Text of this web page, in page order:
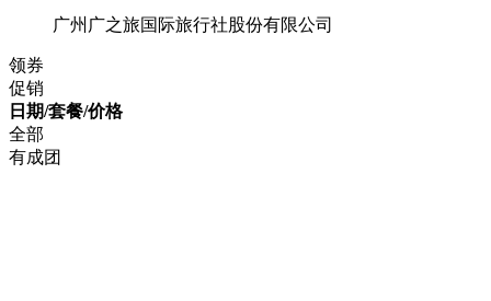
广州广之旅国际旅行社股份有限公司
领券
促销
日期/套餐/价格
全部
有成团